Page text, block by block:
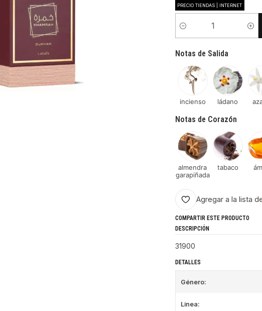
PRECIO TIENDAS | INTERNET
Cantidad
Notas de Salida
incienso ládano
Notas de Corazón
almendra
garapiñada
tabaco
Agregar a la lista
COMPARTIR ESTE PRODUCTO
DESCRIPCIÓN
31900
DETALLES
Género:
Linea: